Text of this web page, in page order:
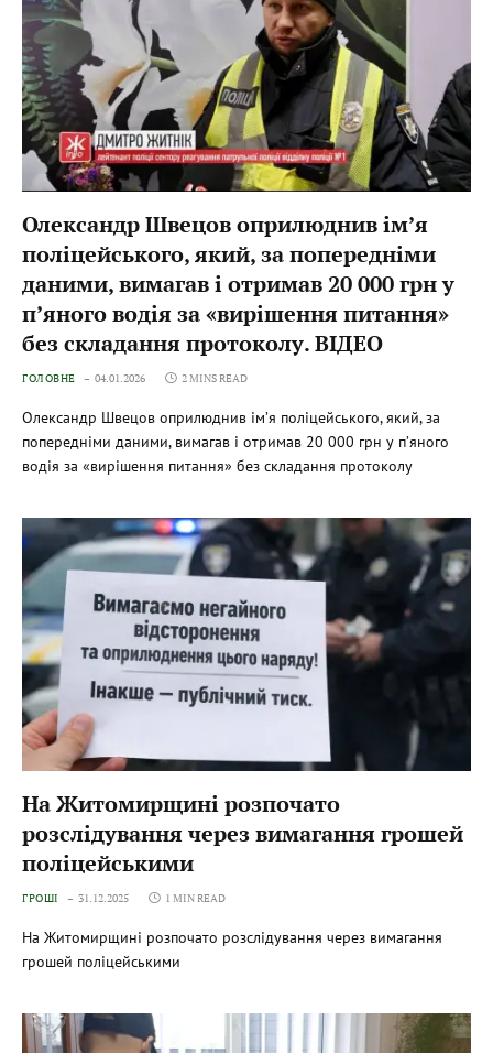
Олександр Швецов оприлюднив ім’я
поліцейського, який, за попередніми
даними, вимагав і отримав 20 000 грн у
п’яного водія за «вирішення питання»
без складання протоколу. ВІДЕО
ГОЛОВНЕ 04.01.2026 2 MINS READ
Олександр Швецов оприлюднив ім’я поліцейського, який, за
попередніми даними, вимагав і отримав 20 000 грн у п’яного
водія за «вирішення питання» без складання протоколу
На Житомирщині розпочато
розслідування через вимагання грошей
поліцейськими
ГРОШІ 31.12.2025 1 MIN READ
На Житомирщині розпочато розслідування через вимагання
грошей поліцейськими